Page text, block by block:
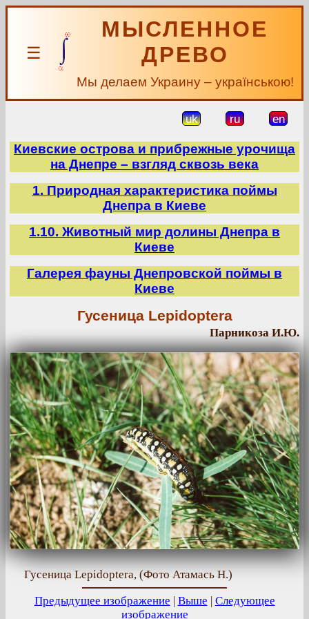
☰
МЫСЛЕННОЕ
ДРЕВО
Мы делаем Украину – українською!
uk ru en
Киевские острова и прибрежные урочища
на Днепре – взгляд сквозь века
1. Природная характеристика поймы
Днепра в Киеве
1.10. Животный мир долины Днепра в
Киеве
Галерея фауны Днепровской поймы в
Киеве
Гусеница Lepidoptera
Парникоза И.Ю.
Гусеница Lepidoptera, (Фото Атамась Н.)
Предыдущее изображение | Выше | Следующее
изображение